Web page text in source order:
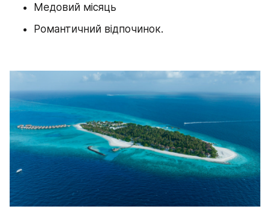
Медовий місяць
Романтичний відпочинок.